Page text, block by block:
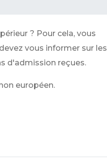
? Pour cela, vous
vous informer sur les
d'admission reçues.
européen.